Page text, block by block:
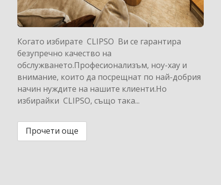
Когато избирате CLIPSO Ви се гарантира
безупречно качество на
обслужването.Професионализъм, ноу-хау и
внимание, които да посрещнат по най-добрия
начин нуждите на нашите клиенти.Но
избирайки CLIPSO, също така...
Прочети още